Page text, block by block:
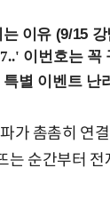
이유 (9/15 강
가 촘촘히 연
는 순간부터